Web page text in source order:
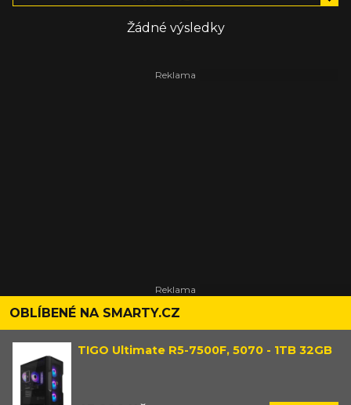
Žádné výsledky
OBLÍBENÉ NA SMARTY.CZ
TIGO Ultimate R5-7500F, 5070 - 1TB 32GB